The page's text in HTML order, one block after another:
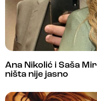
Ana Nikolić i Saša
ništa nije jasno